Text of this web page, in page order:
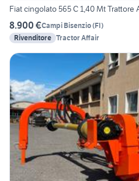
Fiat cingolato 565 C 1,40 Mt Trattore
8.900 €Campi Bisenzio(FI)
Rivenditore Tractor Affair